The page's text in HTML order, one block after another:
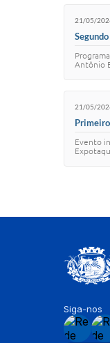
21/05/
Antônio
21/05/
Evento
Siga-nos